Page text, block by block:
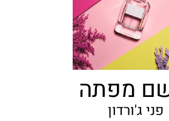
מפתה
פני ג'ורדון